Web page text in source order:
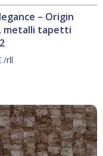
– Origin
metalli tapetti
/rll